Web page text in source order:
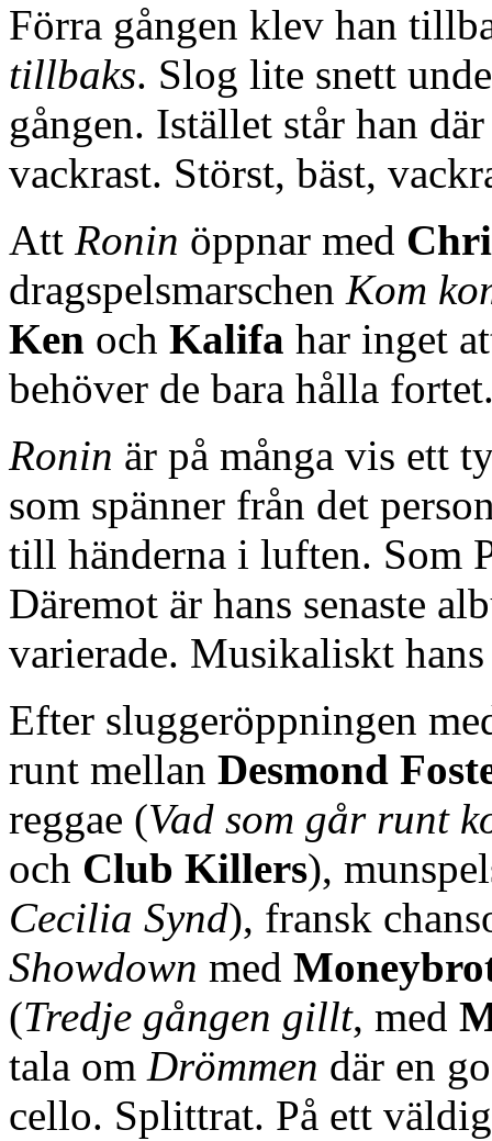
Förra gången klev han
tillbaks. Slog lite snett
gången. Istället står han
vackrast. Störst, bäst,
Att Ronin öppnar med
dragspelsmarschen Kom
Ken och Kalifa har inget
behöver de bara hålla
Ronin är på många vis ett
som spänner från det
till händerna i luften. Som
Däremot är hans senaste
varierade. Musikaliskt
Efter sluggeröppningen
runt mellan Desmond
reggae (Vad som går runt
och Club Killers),
Cecilia Synd), fransk
Showdown med
(Tredje gången gillt, med
tala om Drömmen där en
cello. Splittrat. På ett